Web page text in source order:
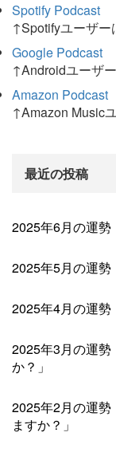
Spotify Podcast
↑Spotifyユーザー
Google Podcast
↑Androidユーザ
Amazon Podcast
↑Amazon Music
最近の投稿
2025年6月の運勢
2025年5月の運勢
2025年4月の運勢
2025年3月の運
か？」
2025年2月の運
ますか？」